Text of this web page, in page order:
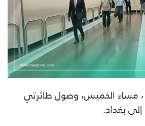
، مساء الخميس، وصول طائرتي
بغداد.